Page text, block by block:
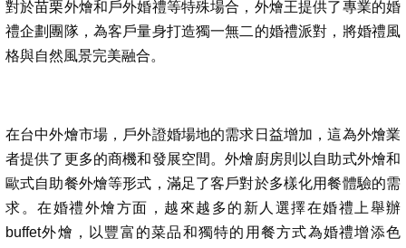
對於苗栗外燴和戶外婚禮等特殊場合，外燴王提供了專業的婚
禮企劃團隊，為客戶量身打造獨一無二的婚禮派對，將婚禮風
格與自然風景完美融合。
在台中外燴市場，戶外證婚場地的需求日益增加，這為外燴業
者提供了更多的商機和發展空間。外燴廚房則以自助式外燴和
歐式自助餐外燴等形式，滿足了客戶對於多樣化用餐體驗的需
求。在婚禮外燴方面，越來越多的新人選擇在婚禮上舉辦
buffet外燴，以豐富的菜品和獨特的用餐方式為婚禮增添色